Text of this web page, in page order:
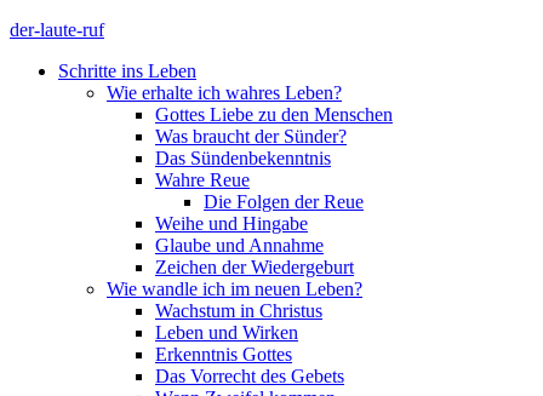
der-laute-ruf
Schritte ins Leben
Wie erhalte ich wahres Leben?
Gottes Liebe zu den Menschen
Was braucht der Sünder?
Das Sündenbekenntnis
Wahre Reue
Die Folgen der Reue
Weihe und Hingabe
Glaube und Annahme
Zeichen der Wiedergeburt
Wie wandle ich im neuen Leben?
Wachstum in Christus
Leben und Wirken
Erkenntnis Gottes
Das Vorrecht des Gebets